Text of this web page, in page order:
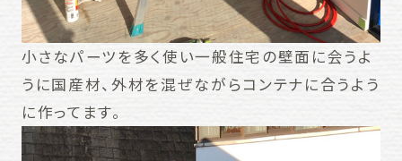
小さなパーツを多く使い一般住宅の壁面に会うよ
うに国産材、外材を混ぜながらコンテナに合うよう
に作ってます。